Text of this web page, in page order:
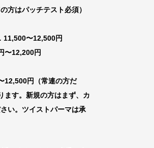
方はパッチテスト必須）
〜12,500円
〜12,200円
12,500円（常連の方だ
ます。新規の方はまず、カ
い。ツイストパーマは承